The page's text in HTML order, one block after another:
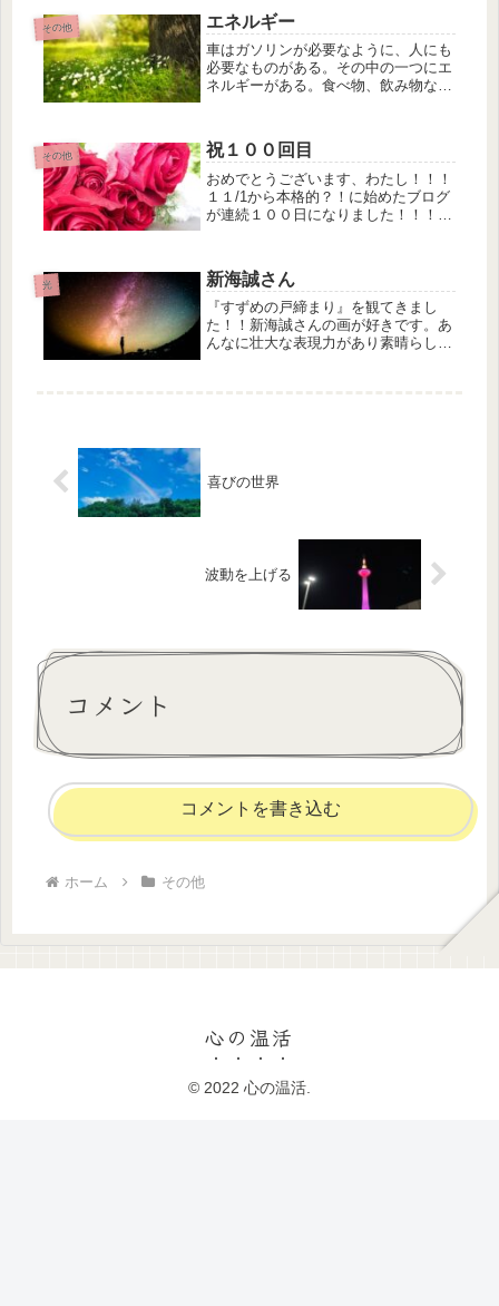
す。そんな人たちがいてくれるおかげ
で、楽しみも増えますね。作者や漫画
家さ...
その他 エネルギー
車はガソリンが必要なように、人にも
必要なものがある。その中の一つにエ
ネルギーがある。食べ物、飲み物など
上げるにもエネルギーが必要になって
くる。エネルギーのオススメの作り方
は...
その他 祝１００回目
おめでとうございます、わたし！！！
１１/1から本格的？！に始めたブログ
が連続１００日になりました！！！１
を書いてきたけれど、これからはどん
なことを書いていこうかな。ゆっく
り...
光 新海誠さん
『すずめの戸締まり』を観てきまし
た！！新海誠さんの画が好きです。あ
んなに壮大な表現力があり素晴らしい
喜びの世界
波動を上げる
コメント
コメントを書き込む
ホーム その他
心の温活
© 2022 心の温活.